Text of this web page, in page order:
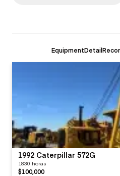
1992 Caterpillar 572G
1830 horas
$100,000